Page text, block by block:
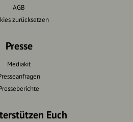
AGB
zurücksetzen
Presse
Mediakit
Euch